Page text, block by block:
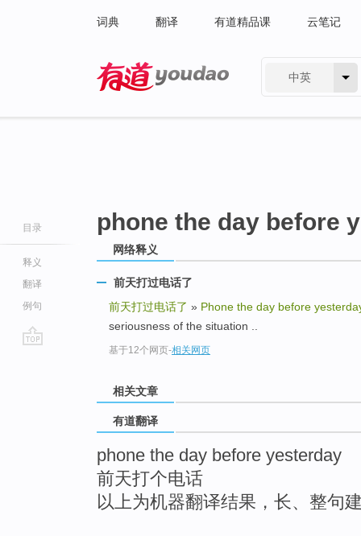
词典 翻译 有道精品课 云笔记
中英
目录
释义
翻译
例句
phone the day before
网络释义
前天打过电话了
前天打过电话了 » Phone the day before
seriousness of the situation ..
基于12个网页-相关网页
相关文章
有道翻译
phone the day before yesterday
前天打个电话
以上为机器翻译结果，长、整句